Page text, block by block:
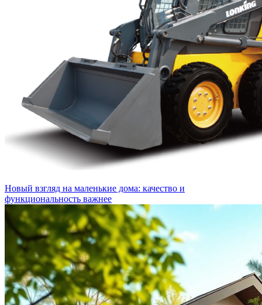
Новый взгляд на маленькие дома: качество и
функциональность важнее